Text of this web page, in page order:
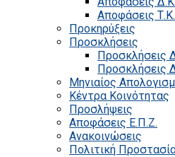
Αποφάσεις
Προκηρύξεις
Προσκλήσεις
Προσκλήσεις
Προσκλήσεις
Μηνιαίος
Κέντρα Κοινότητας
Προσλήψεις
Αποφάσεις Ε.Π.Ζ.
Ανακοινώσεις
Πολιτική